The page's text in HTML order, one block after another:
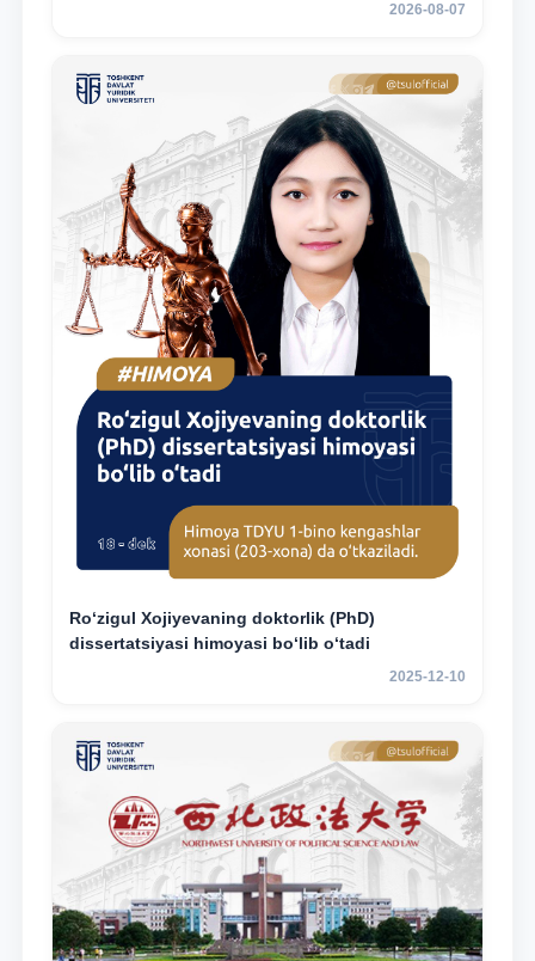
2026-08-07
Ro‘zigul Xojiyevaning doktorlik (PhD)
dissertatsiyasi himoyasi bo‘lib o‘tadi
2025-12-10